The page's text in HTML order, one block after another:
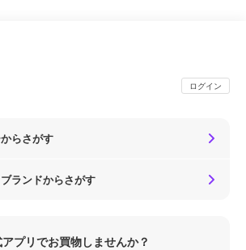
ログイン
らさがす
ランドからさがす
プリでお買物しませんか？